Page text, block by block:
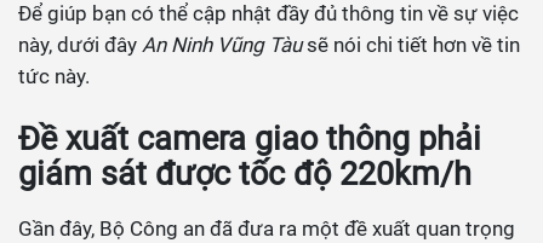
Để giúp bạn có thể cập nhật đầy đủ thông tin về sự việc
này, dưới đây An Ninh Vũng Tàusẽ nói chi tiết hơn về tin
tức này.
Đề xuất camera giao thông phải
giám sát được tốc độ 220km/h
Gần đây, Bộ Công an đã đưa ra một đề xuất quan trọng